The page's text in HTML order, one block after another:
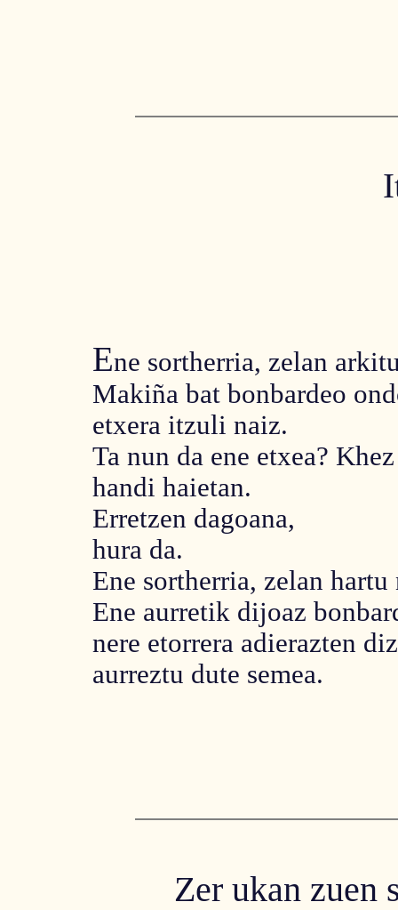
Ene sortherria, zelan
Makiña bat bonbardeo
etxera itzuli naiz.
Ta nun da ene etxea?
handi haietan.
Erretzen dagoana,
hura da.
Ene sortherria, zelan hartu
Ene aurretik dijoaz
nere etorrera adierazten
aurreztu dute semea.
Zer ukan zuen